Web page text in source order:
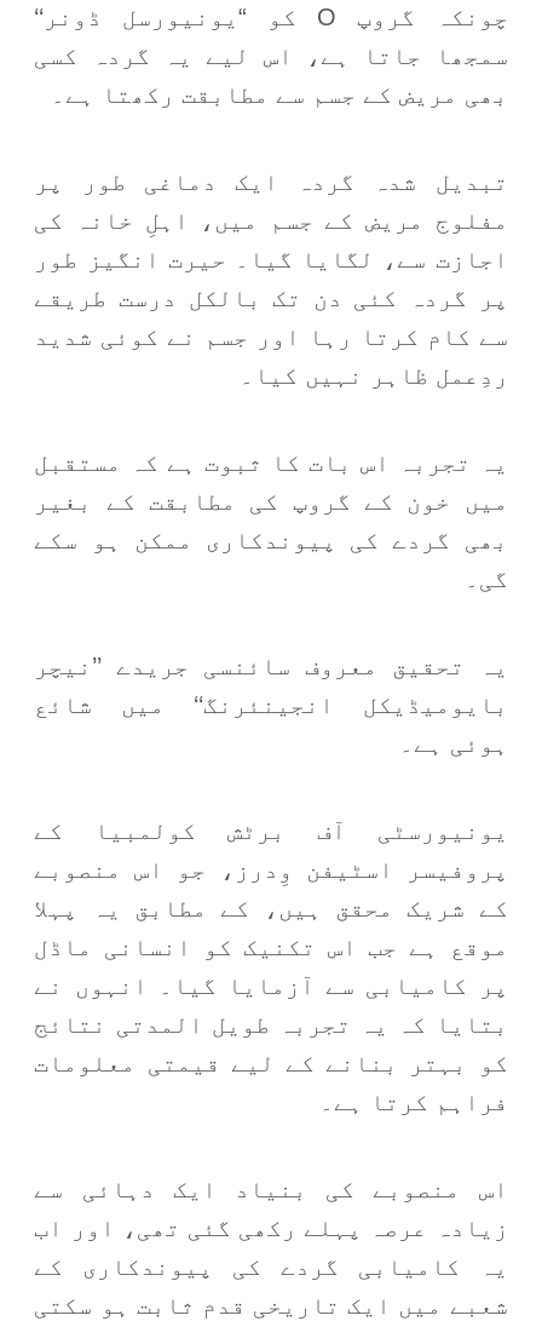
چونکہ گروپ O کو “یونیورسل ڈونر‘‘
سمجھا جاتا ہے، اس لیے یہ گردہ کسی
بھی مریض کے جسم سے مطابقت رکھتا ہے۔
تبدیل شدہ گردہ ایک دماغی طور پر
مفلوج مریض کے جسم میں، اہلِ خانہ کی
اجازت سے، لگایا گیا۔ حیرت انگیز طور
پر گردہ کئی دن تک بالکل درست طریقے
سے کام کرتا رہا اور جسم نے کوئی شدید
ردِعمل ظاہر نہیں کیا۔
یہ تجربہ اس بات کا ثبوت ہے کہ مستقبل
میں خون کے گروپ کی مطابقت کے بغیر
بھی گردے کی پیوندکاری ممکن ہو سکے
گی۔
یہ تحقیق معروف سائنسی جریدے ’’نیچر
بایومیڈیکل انجینئرنگ‘‘ میں شائع
ہوئی ہے۔
یونیورسٹی آف برٹش کولمبیا کے
پروفیسر اسٹیفن وِدرز، جو اس منصوبے
کے شریک محقق ہیں، کے مطابق یہ پہلا
موقع ہے جب اس تکنیک کو انسانی ماڈل
پر کامیابی سے آزمایا گیا۔ انہوں نے
بتایا کہ یہ تجربہ طویل المدتی نتائج
کو بہتر بنانے کے لیے قیمتی معلومات
فراہم کرتا ہے۔
اس منصوبے کی بنیاد ایک دہائی سے
زیادہ عرصہ پہلے رکھی گئی تھی، اور اب
یہ کامیابی گردے کی پیوندکاری کے
شعبے میں ایک تاریخی قدم ثابت ہو سکتی